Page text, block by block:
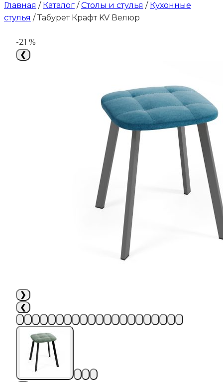
Главная / Каталог / Столы и стулья / Кухонные
стулья / Табурет Крафт KV Велюр
-21 %
❮
❯
❮